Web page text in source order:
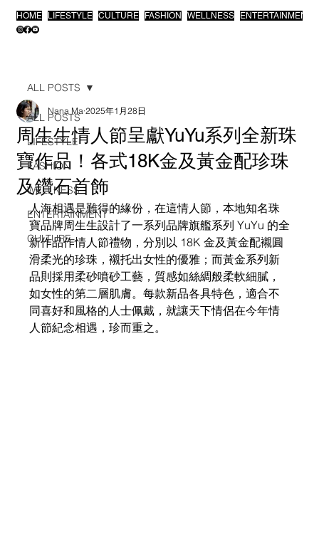
HOME LIFESTYLE CULTURE FASHION WELLNESS ENTERTAINMENT
ALL POSTS
LIFESTYLE
FASHION
WELLNESS
ENTERTAINMENT
CULTURE
ALL POSTS
周生生情人節呈獻YuYu系列全新珠
寶作品！各式18K金及黃金配珍珠
及鑽石首飾
Nana Ma 2025年1月28日
人海相遇是難得的緣份，在這情人節，本地知名珠
寶品牌周生生​​​設計了一系列​​品牌旗艦系列 ​YuYu ​的全
新作品作情人節禮物，​​分別以 18K 金及黃金配襯圓
滑柔光的珍珠，​​襯托出女性的優雅；​​而​​黃金系列​​新
品則採用柔砂噴砂工藝，質感如絲綢般柔軟細膩，
如女性的第二層肌膚。每款新品各具特色，適合不
同喜好和風格的人士佩戴，就讓天下情侶在今年情
人節紀念相遇，珍而重之。